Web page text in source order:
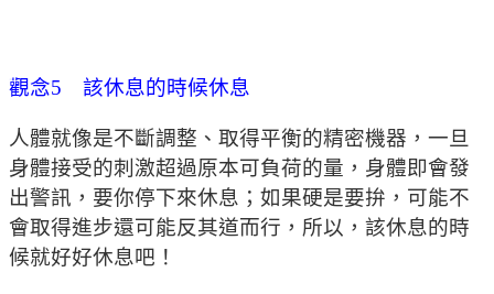
觀念5 該休息的時候休息
人體就像是不斷調整、取得平衡的精密機器，一旦
身體接受的刺激超過原本可負荷的量，身體即會發
出警訊，要你停下來休息；如果硬是要拚，可能不
會取得進步還可能反其道而行，所以，該休息的時
候就好好休息吧！